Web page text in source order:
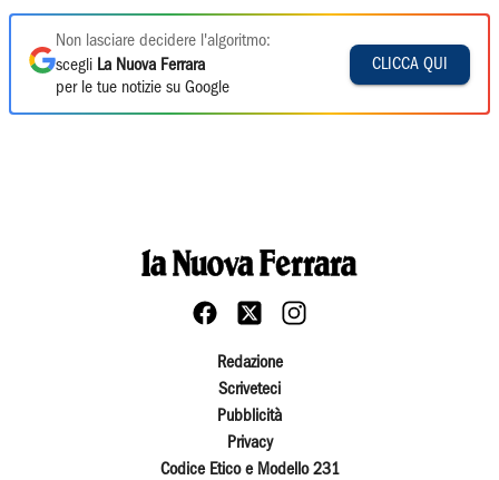
Non lasciare decidere l'algoritmo:
scegli La Nuova Ferrara
per le tue notizie su Google
CLICCA QUI
Redazione
Scriveteci
Pubblicità
Privacy
Codice Etico e Modello 231